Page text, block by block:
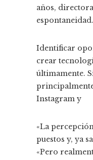
años,
Identificar
crear
últimamente.
Instagram y
«La
puestos y, ya
«Pero